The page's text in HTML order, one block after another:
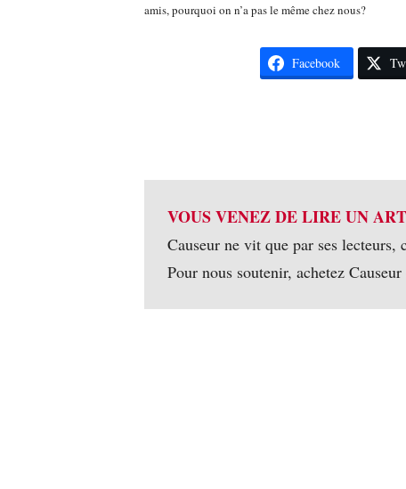
amis, pourquoi on n’a pas le même chez nous?
Facebook
VOUS VENEZ DE LIRE UN
Causeur ne vit que par ses lecteurs,
Pour nous soutenir, achetez